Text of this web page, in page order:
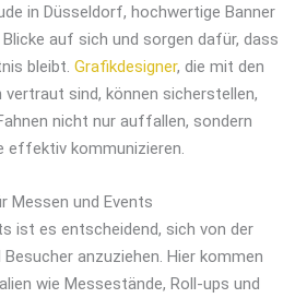
in Düsseldorf, hochwertige Banner
auf sich und sorgen dafür, dass
bleibt. Grafikdesigner, die mit den
vertraut sind, können sicherstellen,
nicht nur auffallen, sondern
effektiv kommunizieren.
Messen und Events
ist es entscheidend, sich von der
anzuziehen. Hier kommen
wie Messestände, Roll-ups und